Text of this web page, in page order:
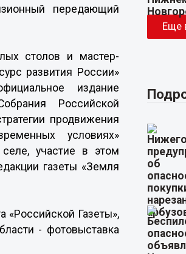
передающий
столов и мастер-
развития России»
издание
Российской
продвижения
условиях»
участие в этом
газеты «Земля
«Российской Газеты»,
- фотовыставка
Еще